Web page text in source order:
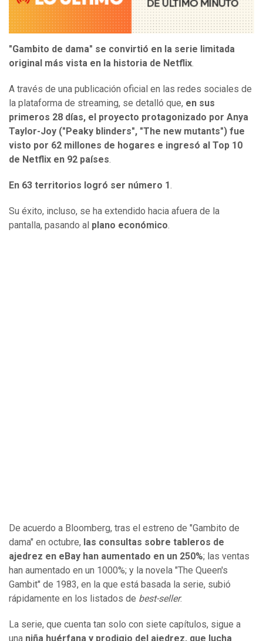
"Gambito de dama" se convirtió en la serie limitada
original más vista en la historia de Netflix.
A través de una publicación oficial en las redes sociales de
la plataforma de streaming, se detalló que, en sus
primeros 28 días, el proyecto protagonizado por Anya
Taylor-Joy ("Peaky blinders", "The new mutants") fue
visto por 62 millones de hogares e ingresó al Top 10
de Netflix en 92 países.
En 63 territorios logró ser número 1.
Su éxito, incluso, se ha extendido hacia afuera de la
pantalla, pasando al plano económico.
De acuerdo a Bloomberg, tras el estreno de "Gambito de
dama" en octubre, las consultas sobre tableros de
ajedrez en eBay han aumentado en un 250%; las ventas
han aumentado en un 1000%; y la novela "The Queen's
Gambit" de 1983, en la que está basada la serie, subió
rápidamente en los listados de best-seller.
La serie, que cuenta tan solo con siete capítulos, sigue a
una niña huérfana y prodigio del ajedrez, que lucha